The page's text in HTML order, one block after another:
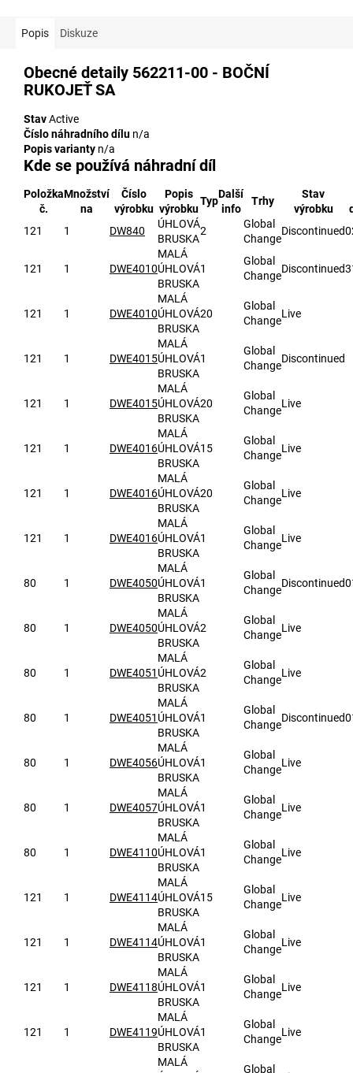
Popis Diskuze
Obecné detaily 562211-00 - BOČNÍ
RUKOJEŤ SA
StavActive
Číslo náhradního dílu n/a
Popis varianty n/a
Kde se používá náhradní díl
Položka
č.
Množství
na
Číslo
výrobku
Popis
výrobku
Typ
Další
info
Trhy
Stav
výrobku
121
1 DW840
ÚHLOVÁ
BRUSKA
2
Global
Change
Discontinued
121 1 DWE4010
MALÁ
ÚHLOVÁ
BRUSKA
1
Global
Change
Discontinued
121 1 DWE4010
MALÁ
ÚHLOVÁ
BRUSKA
20
Global
Change
Live
121 1 DWE4015
MALÁ
ÚHLOVÁ
BRUSKA
1
Global
Change
Discontinued
121 1 DWE4015
MALÁ
ÚHLOVÁ
BRUSKA
20
Global
Change
Live
121 1 DWE4016
MALÁ
ÚHLOVÁ
BRUSKA
15
Global
Change
Live
121 1 DWE4016
MALÁ
ÚHLOVÁ
BRUSKA
20
Global
Change
Live
121 1 DWE4016
MALÁ
ÚHLOVÁ
BRUSKA
1
Global
Change
Live
80 1 DWE4050
MALÁ
ÚHLOVÁ
BRUSKA
1
Global
Change
Discontinued
80 1 DWE4050
MALÁ
ÚHLOVÁ
BRUSKA
2
Global
Change
Live
80 1 DWE4051
MALÁ
ÚHLOVÁ
BRUSKA
2
Global
Change
Live
80 1 DWE4051
MALÁ
ÚHLOVÁ
BRUSKA
1
Global
Change
Discontinued
80 1 DWE4056
MALÁ
ÚHLOVÁ
BRUSKA
1
Global
Change
Live
80 1 DWE4057
MALÁ
ÚHLOVÁ
BRUSKA
1
Global
Change
Live
80 1 DWE4110
MALÁ
ÚHLOVÁ
BRUSKA
1
Global
Change
Live
121 1 DWE4114
MALÁ
ÚHLOVÁ
BRUSKA
15
Global
Change
Live
121 1 DWE4114
MALÁ
ÚHLOVÁ
BRUSKA
1
Global
Change
Live
121 1 DWE4118
MALÁ
ÚHLOVÁ
BRUSKA
1
Global
Change
Live
121 1 DWE4119
MALÁ
ÚHLOVÁ
BRUSKA
1
Global
Change
Live
MALÁ
Global